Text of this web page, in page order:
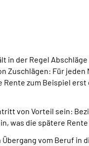
der Regel
Für
zum Beispiel
von Vorteil sein:
was die spätere
vom Beruf in